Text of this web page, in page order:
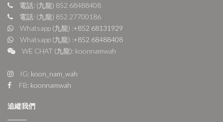
電話: (九龍) 852 68488408
電話: (九龍) 852 27700186
Whatsapp (九龍) :+852 68131929
Whatsapp (九龍) :+852 68488408
WE CHAT (九龍): koonnamwah
IG: koon_nam_wah
FB: koonnamwah
追縱我們